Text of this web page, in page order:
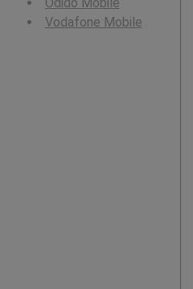
Vodafone Mobile